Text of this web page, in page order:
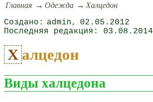
Главная Одежда Халцедон
admin
02.05.2012
03.08.2014
Халцедон
Виды халцедона